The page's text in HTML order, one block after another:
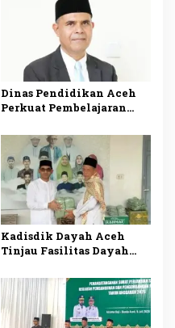
Wujudkan Generasi Sehat
Berkarakter
Dinas Pendidikan Aceh
Perkuat Pembelajaran
di Sekolah
Kadisdik Dayah Aceh
Tinjau Fasilitas Dayah
Perkuat Mutu Pendidikan
Keagamaan